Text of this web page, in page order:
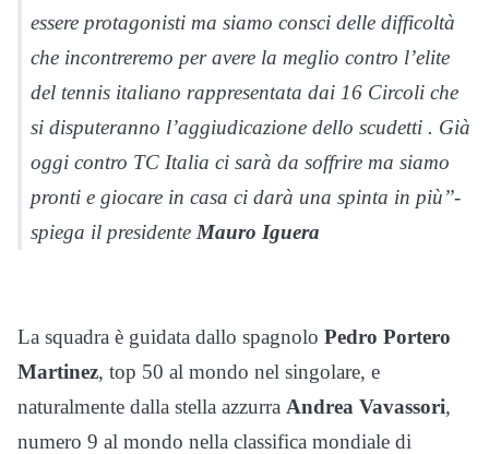
essere protagonisti ma siamo consci delle difficoltà
che incontreremo per avere la meglio contro l’elite
del tennis italiano rappresentata dai 16 Circoli che
si disputeranno l’aggiudicazione dello scudetti . Già
oggi contro TC Italia ci sarà da soffrire ma siamo
pronti e giocare in casa ci darà una spinta in più’’-
spiega il presidente Mauro Iguera
La squadra è guidata dallo spagnolo Pedro Portero
Martinez, top 50 al mondo nel singolare, e
naturalmente dalla stella azzurra Andrea Vavassori,
numero 9 al mondo nella classifica mondiale di